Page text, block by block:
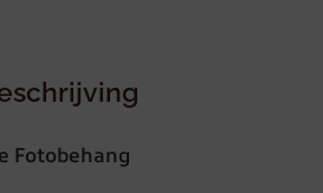
Fotobehang